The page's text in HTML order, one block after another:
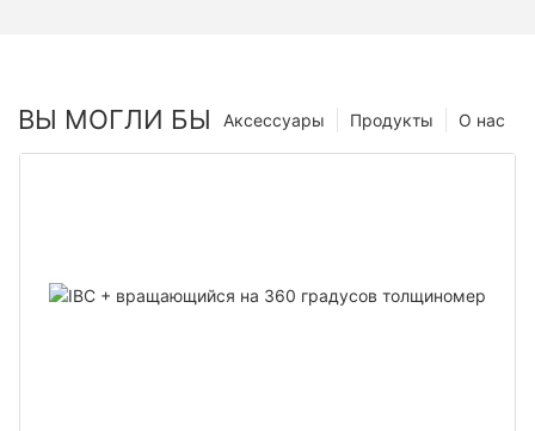
ВЫ МОГЛИ БЫ О нас
Продукты
Аксессуары